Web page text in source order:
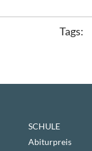
SCHULE
Abiturpreis